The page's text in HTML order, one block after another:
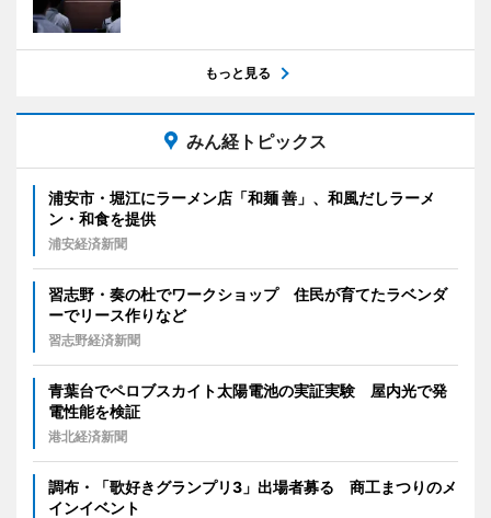
もっと見る
みん経トピックス
浦安市・堀江にラーメン店「和麺 善」、和風だしラーメ
ン・和食を提供
浦安経済新聞
習志野・奏の杜でワークショップ 住民が育てたラベンダ
ーでリース作りなど
習志野経済新聞
青葉台でペロブスカイト太陽電池の実証実験 屋内光で発
電性能を検証
港北経済新聞
調布・「歌好きグランプリ3」出場者募る 商工まつりのメ
インイベント